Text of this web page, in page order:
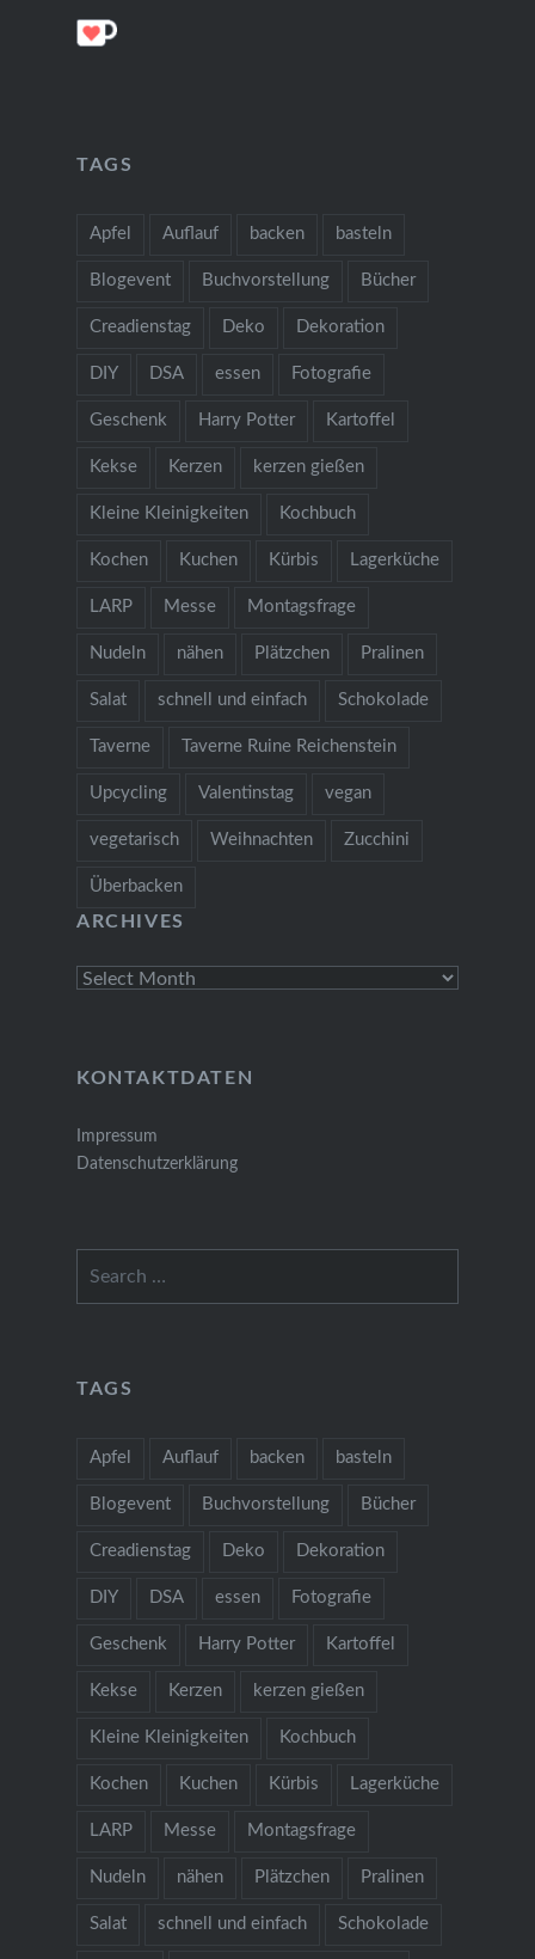
TAGS
Apfel Auflauf backen basteln
Blogevent Buchvorstellung Bücher
Creadienstag Deko Dekoration
DIY DSA essen Fotografie
Geschenk Harry Potter Kartoffel
Kekse Kerzen kerzen gießen
Kleine Kleinigkeiten Kochbuch
Kochen Kuchen Kürbis Lagerküche
LARP Messe Montagsfrage
Nudeln nähen Plätzchen Pralinen
Salat schnell und einfach Schokolade
Taverne Taverne Ruine Reichenstein
Upcycling Valentinstag vegan
vegetarisch Weihnachten Zucchini
Überbacken
ARCHIVES
Archives
KONTAKTDATEN
Impressum
Datenschutzerklärung
TAGS
Apfel Auflauf backen basteln
Blogevent Buchvorstellung Bücher
Creadienstag Deko Dekoration
DIY DSA essen Fotografie
Geschenk Harry Potter Kartoffel
Kekse Kerzen kerzen gießen
Kleine Kleinigkeiten Kochbuch
Kochen Kuchen Kürbis Lagerküche
LARP Messe Montagsfrage
Nudeln nähen Plätzchen Pralinen
Salat schnell und einfach Schokolade